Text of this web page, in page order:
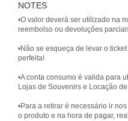
NOTES
•O valor deverá ser utilizado na
reembolso ou devoluções
•Não se esqueça de levar o
perfeita!
•A conta consumo é valida para
Lojas de Souvenirs e Locação
•Para a retirar é necessário ir
o produto e na hora de pagar,